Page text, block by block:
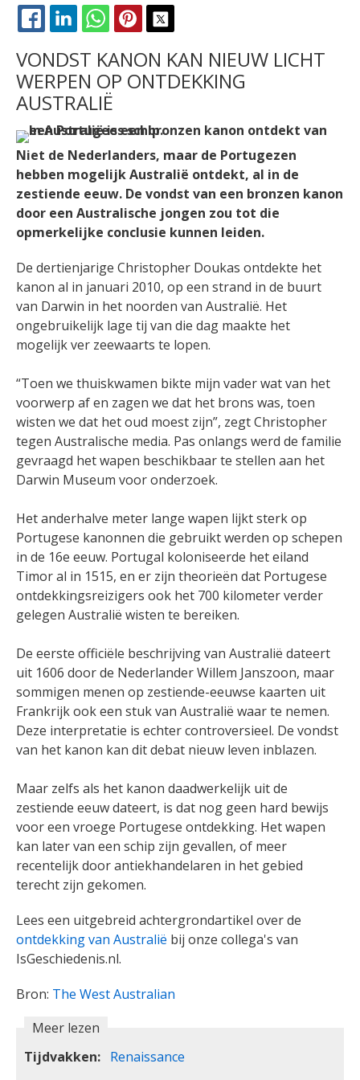
FACEBOOK
LINKEDINWHATSAPPPINTEREST
VONDST KANON KAN NIEUW LICHT
WERPEN OP ONTDEKKING
AUSTRALIË
Niet de Nederlanders, maar de Portugezen
hebben mogelijk Australië ontdekt, al in de
zestiende eeuw. De vondst van een bronzen kanon
door een Australische jongen zou tot die
opmerkelijke conclusie kunnen leiden.
De dertienjarige Christopher Doukas ontdekte het
kanon al in januari 2010, op een strand in de buurt
van Darwin in het noorden van Australië. Het
ongebruikelijk lage tij van die dag maakte het
mogelijk ver zeewaarts te lopen.
“Toen we thuiskwamen bikte mijn vader wat van het
voorwerp af en zagen we dat het brons was, toen
wisten we dat het oud moest zijn”, zegt Christopher
tegen Australische media. Pas onlangs werd de familie
gevraagd het wapen beschikbaar te stellen aan het
Darwin Museum voor onderzoek.
Het anderhalve meter lange wapen lijkt sterk op
Portugese kanonnen die gebruikt werden op schepen
in de 16e eeuw. Portugal koloniseerde het eiland
Timor al in 1515, en er zijn theorieën dat Portugese
ontdekkingsreizigers ook het 700 kilometer verder
gelegen Australië wisten te bereiken.
De eerste officiële beschrijving van Australië dateert
uit 1606 door de Nederlander Willem Janszoon, maar
sommigen menen op zestiende-eeuwse kaarten uit
Frankrijk ook een stuk van Australië waar te nemen.
Deze interpretatie is echter controversieel. De vondst
van het kanon kan dit debat nieuw leven inblazen.
Maar zelfs als het kanon daadwerkelijk uit de
zestiende eeuw dateert, is dat nog geen hard bewijs
voor een vroege Portugese ontdekking. Het wapen
kan later van een schip zijn gevallen, of meer
recentelijk door antiekhandelaren in het gebied
terecht zijn gekomen.
Lees een uitgebreid achtergrondartikel over de
ontdekking van Australië bij onze collega's van
IsGeschiedenis.nl.
Bron: The West Australian
Meer lezen
Tijdvakken
Renaissance